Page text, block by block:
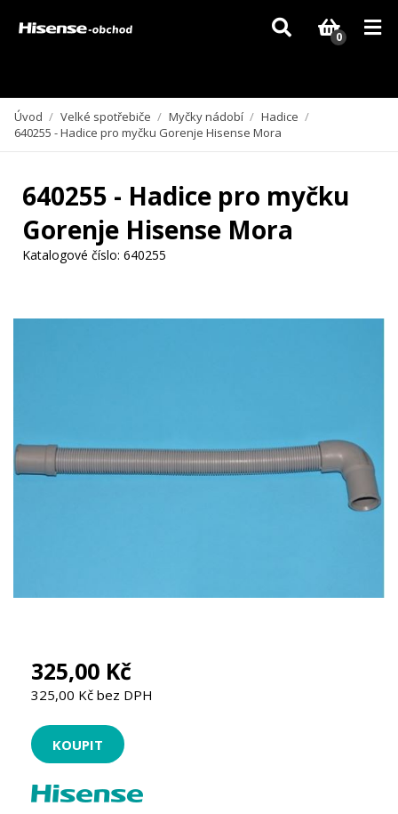
Vzhledem k aktuální situaci se může dodání dílů, které nejsou skladem,
zpozdit. Děkujeme za pochopení.
0
Úvod / Velké spotřebiče / Myčky nádobí / Hadice /
640255 - Hadice pro myčku Gorenje Hisense Mora
640255 - Hadice pro myčku
Gorenje Hisense Mora
Katalogové číslo: 640255
325,00 Kč
325,00 Kč bez DPH